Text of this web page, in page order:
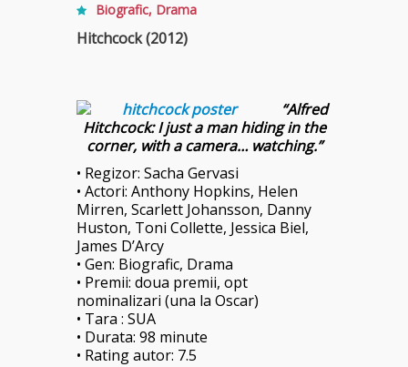
Biografic, Drama
Hitchcock (2012)
“Alfred
Hitchcock: I just a man hiding in the
corner, with a camera… watching.”
• Regizor: Sacha Gervasi
• Actori: Anthony Hopkins, Helen
Mirren, Scarlett Johansson, Danny
Huston, Toni Collette, Jessica Biel,
James D’Arcy
• Gen: Biografic, Drama
• Premii: doua premii, opt
nominalizari (una la Oscar)
• Tara : SUA
• Durata: 98 minute
• Rating autor: 7.5